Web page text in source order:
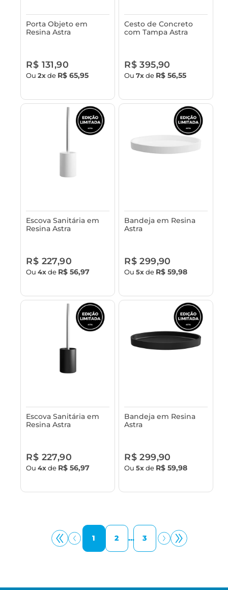
Porta Objeto em
Resina Astra
R$ 131,90
Ou2xde R$ 65,95
Cesto de Concreto
com Tampa Astra
R$ 395,90
Ou7xde R$ 56,55
Escova Sanitária em
Resina Astra
R$ 227,90
Ou4xde R$ 56,97
Bandeja em Resina
Astra
R$ 299,90
Ou5xde R$ 59,98
Escova Sanitária em
Resina Astra
R$ 227,90
Ou4xde R$ 56,97
Bandeja em Resina
Astra
R$ 299,90
Ou5xde R$ 59,98
1 2 ... 3